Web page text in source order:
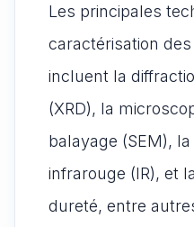
Les principales
caractérisation
incluent la
(XRD), la
balayage (SEM),
infrarouge (IR), et
dureté, entre